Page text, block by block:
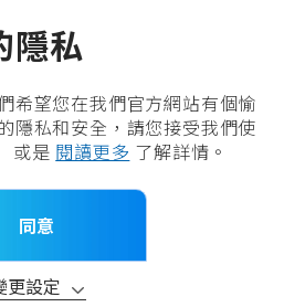
隱私
希望您在我們官方網站有個愉
隱私和安全，請您接受我們使
或是 閱讀更多 了解詳情。
同意
更設定